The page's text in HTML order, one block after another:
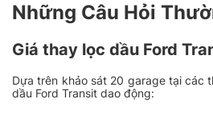
Những Câu Hỏi
Giá thay lọc dầu Ford
Dựa trên khảo sát 20 garage tại các
dầu Ford Transit dao động: